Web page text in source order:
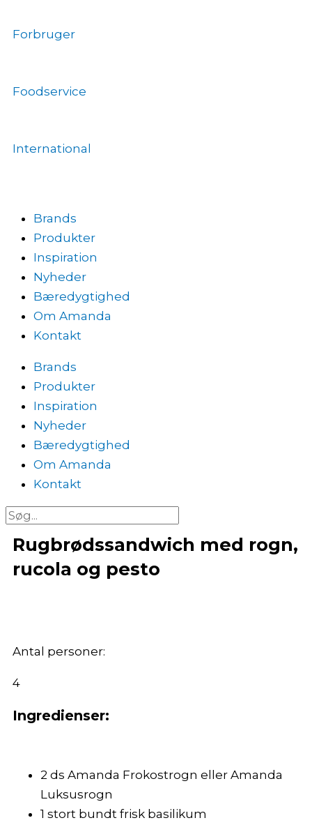
tilForbruger
Foodservice
International
Brands
Produkter
Inspiration
Nyheder
Bæredygtighed
Om Amanda
Kontakt
Brands
Produkter
Inspiration
Nyheder
Bæredygtighed
Om Amanda
Kontakt
Søg
Rugbrødssandwich med rogn,
rucola og pesto
Antal personer:
4
Ingredienser:
2 ds Amanda Frokostrogn eller Amanda
Luksusrogn
1 stort bundt frisk basilikum